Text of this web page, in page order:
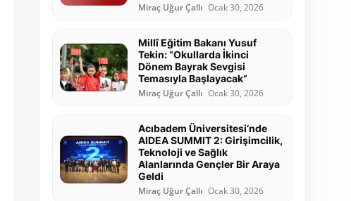
Miraç Uğur Çallı Ocak 30, 2026
Millî Eğitim Bakanı Yusuf
Tekin: “Okullarda İkinci
Dönem Bayrak Sevgisi
Temasıyla Başlayacak”
Miraç Uğur Çallı Ocak 30, 2026
Acıbadem Üniversitesi’nde
AIDEA SUMMIT 2: Girişimcilik,
Teknoloji ve Sağlık
Alanlarında Gençler Bir Araya
Geldi
Miraç Uğur Çallı Ocak 30, 2026